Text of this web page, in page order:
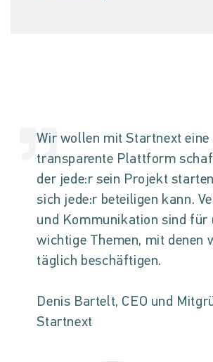
Wir wollen mit Startnext eine
transparente Plattform
der jede:r sein Projekt
sich jede:r beteiligen kann.
und Kommunikation sind für
wichtige Themen, mit denen
täglich beschäftigen.
Denis Bartelt, CEO und
Startnext